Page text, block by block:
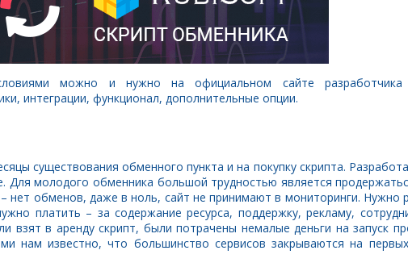
можно и нужно на официальном сайте разработчика
интеграции, функционал, дополнительные опции.
существования обменного пункта и на покупку скрипта.
молодого обменника большой трудностью является
нет обменов, даже в ноль, сайт не принимают в мониторинги. Нужно
платить – за содержание ресурса, поддержку, рекламу,
взят в аренду скрипт, были потрачены немалые деньги на запуск
нам известно, что большинство сервисов закрываются на